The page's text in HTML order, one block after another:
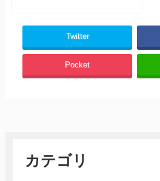
Twitter
Pocket
カテゴリ